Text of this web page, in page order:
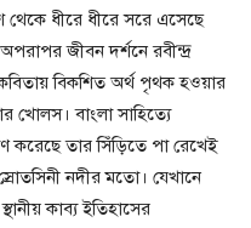
থেকে ধীরে ধীরে সরে এসেছে
জীবন দর্শনে রবীন্দ্র
বিকশিত অর্থ পৃথক হওয়ার
খোলস। বাংলা সাহিত্যে
করেছে তার সিঁড়িতে পা রেখেই
নদীর মতো। যেখানে
কাব্য ইতিহাসের